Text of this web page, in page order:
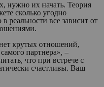
нужно их начать. Теория
сколько угодно
реальности все зависит от
крутых отношений,
партнера», –
что при встрече с
счастливы. Ваш